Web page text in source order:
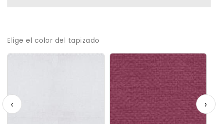
Elige el color del tapizado
‹ ›